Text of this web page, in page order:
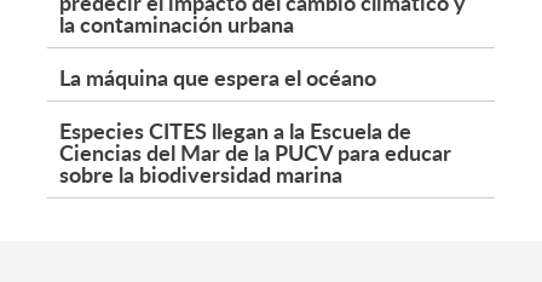
la contaminación urbana
La máquina que espera el océano
Especies CITES llegan a la Escuela de
Ciencias del Mar de la PUCV para educar
sobre la biodiversidad marina